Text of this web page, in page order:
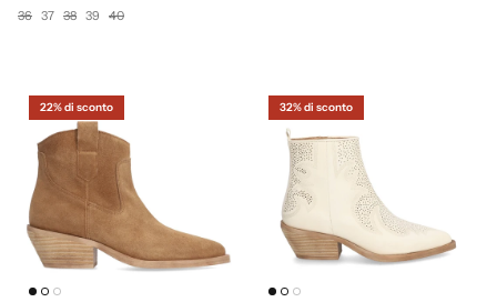
36 37 38 39 40
22% di sconto 32% di sconto